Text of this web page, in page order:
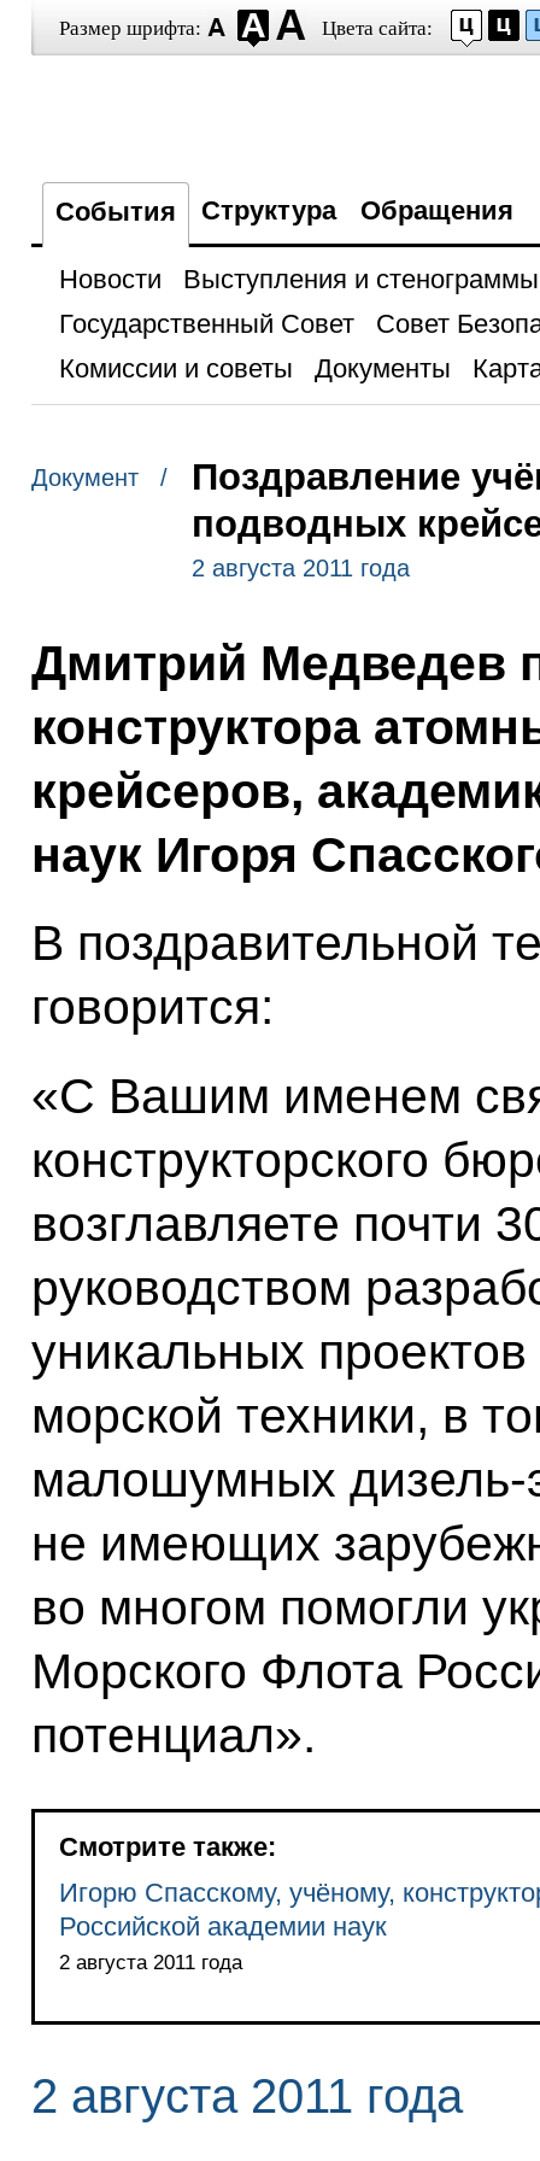
Размер шрифта: Цвета сайта:
События Структура Обращения
Новости
Выступления и стенограммы
Государственный Совет
Совет
Комиссии и советы
Документы
Документ /
Поздравление
подводных
2 августа 2011 года
Дмитрий Медведев
конструктора
крейсеров,
наук Игоря
В поздравительной
говорится:
«С Вашим именем
конструкторского
возглавляете почти
руководством
уникальных
морской техники, в
малошумных дизель-
не имеющих
во многом помогли
Морского Флота
потенциал».
Смотрите также:
Игорю Спасскому, учёному,
Российской академии наук
2 августа 2011 года
2 августа 2011 года